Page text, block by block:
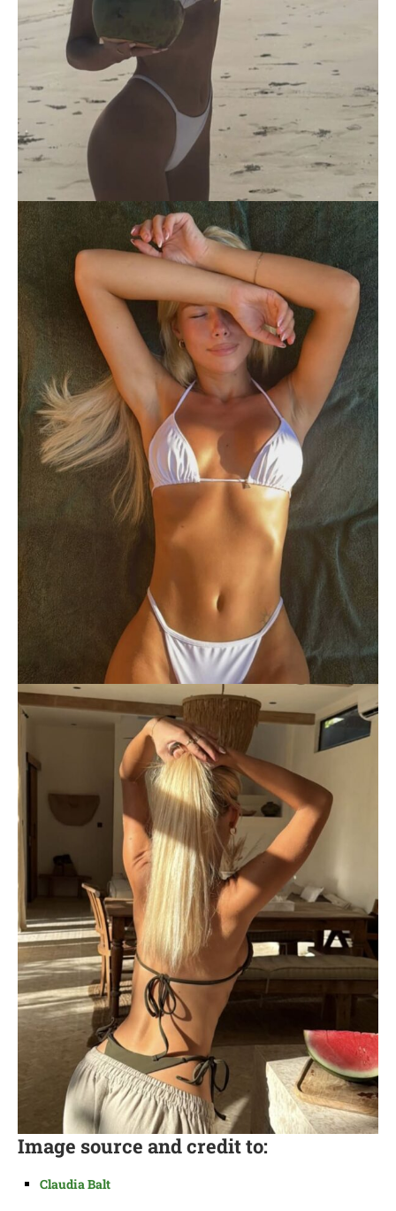
Image source and credit to:
Claudia Balt